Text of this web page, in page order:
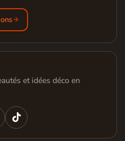
et idées déco en